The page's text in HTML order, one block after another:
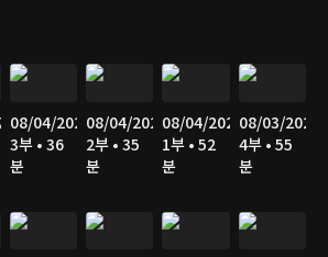
08/04/2026
3부 • 36
분
08/04/2026
2부 • 35
분
08/04/2026
1부 • 52
분
08/03/2026
4부 • 55
분